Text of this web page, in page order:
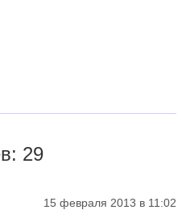
29
15 февраля 2013 в 11:02